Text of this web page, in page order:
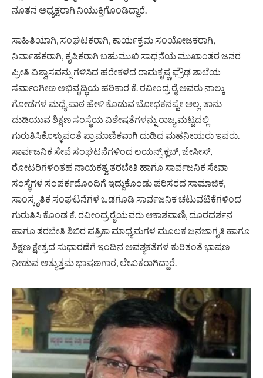
ನೂತನ ಅಧ್ಯಕ್ಷರಾಗಿ ನಿಯುಕ್ತಿಗೊಂಡಿದ್ದಾರೆ.
ಸಾಹಿತಿಯಾಗಿ, ಸಂಘಟಕರಾಗಿ, ಕಾರ್ಯಕ್ರಮ ಸಂಯೋಜಕರಾಗಿ,
ನಿರ್ವಾಹಕರಾಗಿ, ಕೃಷಿಕರಾಗಿ ಬಹುಮುಖಿ ಸಾಧನೆಯ ಮುಖಾಂತರ ಜನರ
ಪ್ರೀತಿ ವಿಶ್ವಾಸವನ್ನು ಗಳಿಸಿದ ಹರೇಕಳದ ರಾಮಕೃಷ್ಣ ಫ್ರೌಢ ಶಾಲೆಯ
ಸರ್ವಾಂಗೀಣ ಅಭಿವೃದ್ಧಿಯ ಹರಿಕಾರ ಕೆ. ರವೀಂದ್ರ ರೈ ಅವರು ನಾಲ್ಕು
ಗೋಡೆಗಳ ಮಧ್ಯೆ ಪಾಠ ಹೇಳಿ ಕೊಡುವ ಬೋಧಕನಷ್ಟೇ ಅಲ್ಲ. ತಾನು
ದುಡಿಯುವ ಶಿಕ್ಷಣ ಸಂಸ್ಥೆಯ ವಿಶೇಷತೆಗಳನ್ನು ರಾಜ್ಯ ಮಟ್ಟದಲ್ಲಿ
ಗುರುತಿಸಿಕೊಳ್ಳುವಂತೆ ಪ್ರಾಮಾಣಿಕವಾಗಿ ದುಡಿದ ಮಹನೀಯರು ಇವರು.
ಸಾರ್ವಜನಿಕ ಸೇವೆ ಸಂಘಟನೆಗಳಿಂದ ಲಯನ್ಸ್ ಕ್ಲಬ್, ಜೇಸೀಸ್,
ರೋಟರಿಗಳಂತಹ ನಾಯಕತ್ವ ತರಬೇತಿ ಹಾಗೂ ಸಾರ್ವಜನಿಕ ಸೇವಾ
ಸಂಸ್ಥೆಗಳ ಸಂಪರ್ಕದೊಂದಿಗೆ ಇದ್ದುಕೊಂಡು ಪರಿಸರದ ಸಾಮಾಜಿಕ,
ಸಾಂಸ್ಕೃತಿಕ ಸಂಘಟನೆಗಳ ಒಡಗೂಡಿ ಸಾರ್ವಜನಿಕ ಚಟುವಟಿಕೆಗಳಿಂದ
ಗುರುತಿಸಿ ಕೊಂಡ ಕೆ. ರವೀಂದ್ರ ರೈಯವರು ಆಕಾಶವಾಣಿ, ದೂರದರ್ಶನ
ಹಾಗೂ ತರಬೇತಿ ಶಿಬಿರ ಪತ್ರಿಕಾ ಮಾಧ್ಯಮಗಳ ಮೂಲಕ ಜನಜಾಗೃತಿ ಹಾಗೂ
ಶಿಕ್ಷಣ ಕ್ಷೇತ್ರದ ಸುಧಾರಣೆಗೆ ಇಂದಿನ ಅವಶ್ಯಕತೆಗಳ ಕುರಿತಂತೆ ಭಾಷಣ
ನೀಡುವ ಅತ್ಯುತ್ತಮ ಭಾಷಣಗಾರ, ಲೇಖಕರಾಗಿದ್ದಾರೆ.